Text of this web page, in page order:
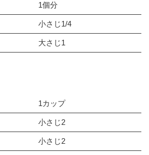
1個分
小さじ1/4
大さじ1
1カップ
小さじ2
小さじ2